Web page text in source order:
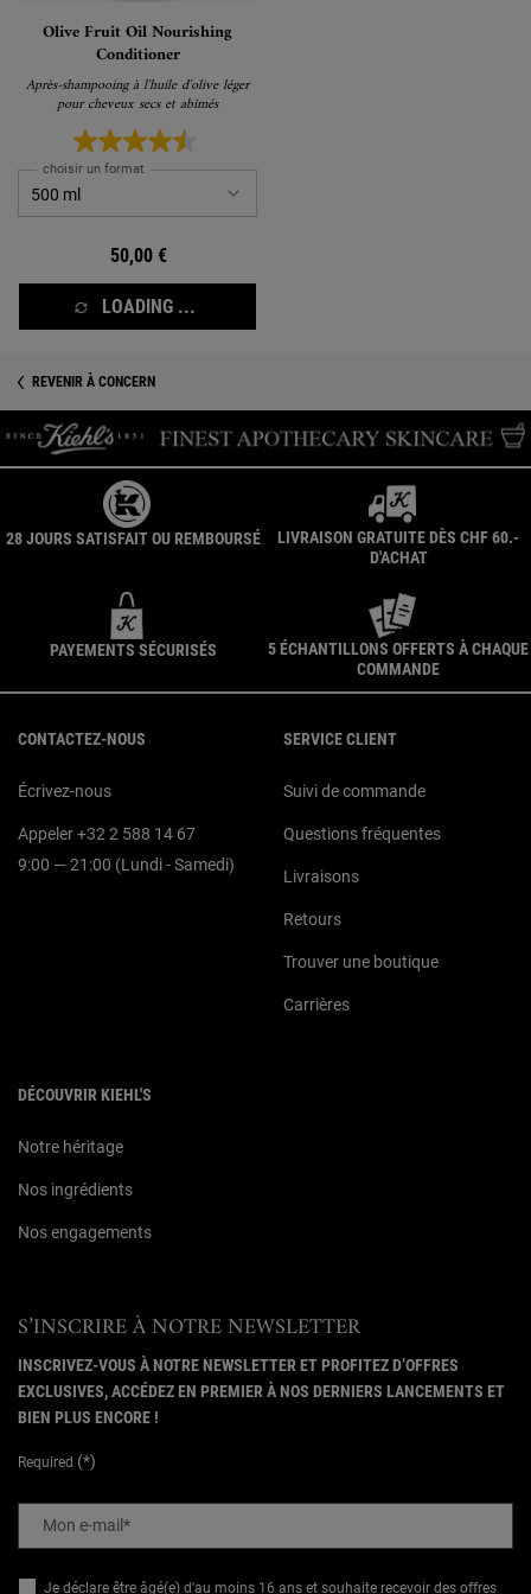
Olive Fruit Oil Nourishing
Conditioner
Après-shampooing à l'huile d'olive léger
pour cheveux secs et abîmés
choisir un format
50,00 €
LOADING ...
REVENIR À CONCERN
28 JOURS SATISFAIT OU REMBOURSÉ
LIVRAISON GRATUITE DÈS CHF 60.-
D'ACHAT
PAYEMENTS SÉCURISÉS
5 ÉCHANTILLONS OFFERTS À CHAQUE
COMMANDE
CONTACTEZ-NOUS
Écrivez-nous
Appeler +32 2 588 14 67
9:00 — 21:00 (Lundi - Samedi)
SERVICE CLIENT
Suivi de commande
Questions fréquentes
Livraisons
Retours
Trouver une boutique
Carrières
DÉCOUVRIR KIEHL'S
Notre héritage
Nos ingrédients
Nos engagements
S’INSCRIRE À NOTRE NEWSLETTER
INSCRIVEZ-VOUS À NOTRE NEWSLETTER ET PROFITEZ D’OFFRES
EXCLUSIVES, ACCÉDEZ EN PREMIER À NOS DERNIERS LANCEMENTS ET
BIEN PLUS ENCORE !
Required (*)
Mon e-mail*
Je déclare être âgé(e) d'au moins 16 ans et souhaite recevoir des offres